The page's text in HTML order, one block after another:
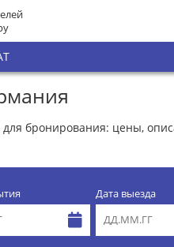
бронирования: цены,
Дата выезда